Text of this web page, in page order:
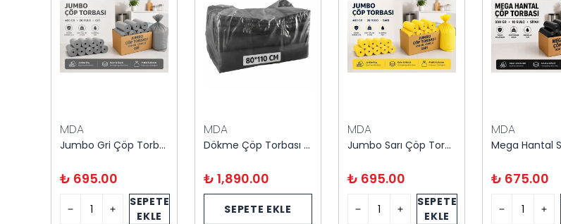
MDA
Jumbo Gri Çöp Torbası 400 Gram 80X110 20'li
₺ 695.00
SEPETE
EKLE
MDA
Dökme Çöp Torbası Extra Kalın 25 kg
₺ 1,890.00
SEPETE EKLE
MDA
Jumbo Sarı Çöp Torbası 400 Gram 80X110 20'li
₺ 695.00
SEPETE
EKLE
MDA
₺ 675.00